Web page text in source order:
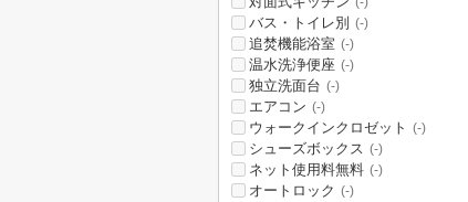
バス・トイレ別 (-)
追焚機能浴室 (-)
温水洗浄便座 (-)
独立洗面台 (-)
エアコン (-)
ウォークインクロゼット (-)
シューズボックス (-)
ネット使用料無料 (-)
オートロック (-)